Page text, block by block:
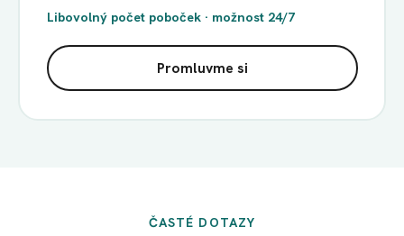
Libovolný počet poboček · možnost 24/7
Promluvme si
ČASTÉ DOTAZY